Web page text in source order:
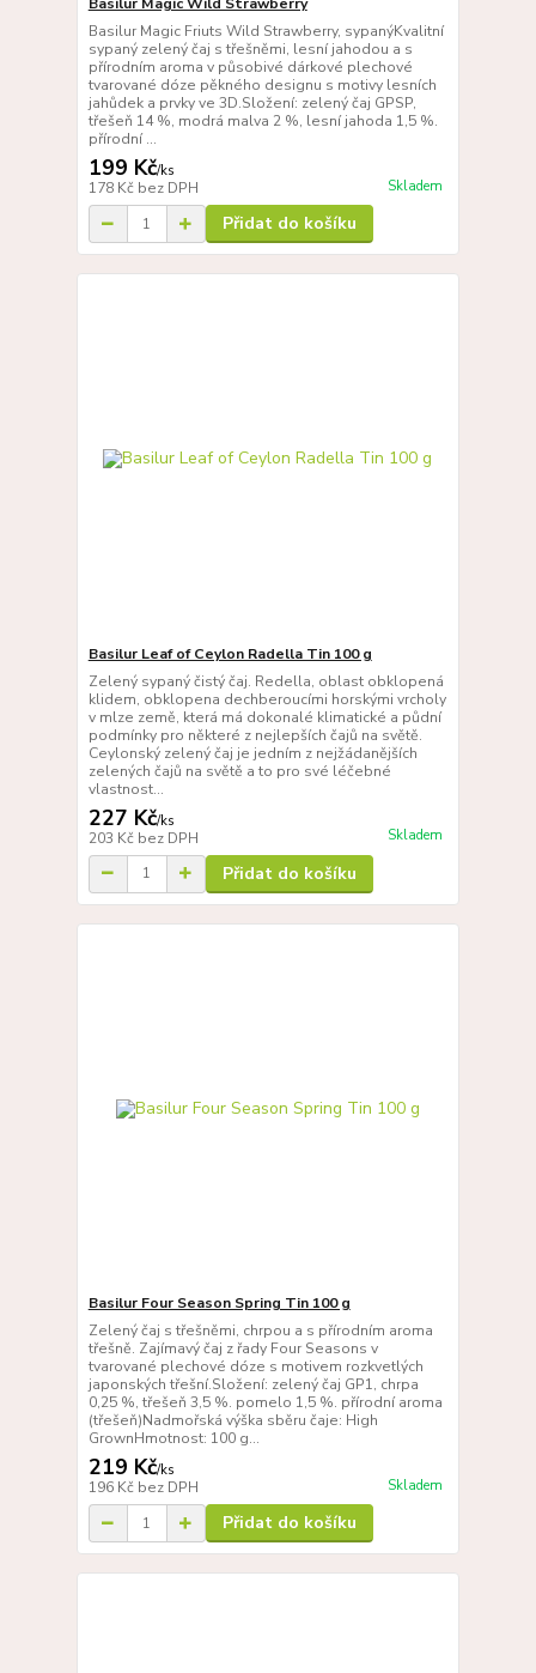
Basilur Magic Wild Strawberry
Basilur Magic Friuts Wild Strawberry, sypanýKvalitní
sypaný zelený čaj s třešněmi, lesní jahodou a s
přírodním aroma v působivé dárkové plechové
tvarované dóze pěkného designu s motivy lesních
jahůdek a prvky ve 3D.Složení: zelený čaj GPSP,
třešeň 14 %, modrá malva 2 %, lesní jahoda 1,5 %.
přírodní ...
199 Kč/ks
178 Kč bez DPH Skladem
Přidat do košíku
Basilur Leaf of Ceylon Radella Tin 100 g
Zelený sypaný čistý čaj. Redella, oblast obklopená
klidem, obklopena dechberoucími horskými vrcholy
v mlze země, která má dokonalé klimatické a půdní
podmínky pro některé z nejlepších čajů na světě.
Ceylonský zelený čaj je jedním z nejžádanějších
zelených čajů na světě a to pro své léčebné
vlastnost...
227 Kč/ks
203 Kč bez DPH Skladem
Přidat do košíku
Basilur Four Season Spring Tin 100 g
Zelený čaj s třešněmi, chrpou a s přírodním aroma
třešně. Zajímavý čaj z řady Four Seasons v
tvarované plechové dóze s motivem rozkvetlých
japonských třešní.Složení: zelený čaj GP1, chrpa
0,25 %, třešeň 3,5 %. pomelo 1,5 %. přírodní aroma
(třešeň)Nadmořská výška sběru čaje: High
GrownHmotnost: 100 g...
219 Kč/ks
196 Kč bez DPH Skladem
Přidat do košíku